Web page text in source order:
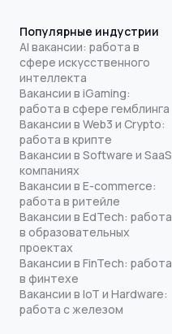
Популярные индустрии
AI вакансии: работа в
сфере искусственного
интеллекта
Вакансии в iGaming:
работа в сфере гемблинга
Вакансии в Web3 и Crypto:
работа в крипте
Вакансии в Software и SaaS
компаниях
Вакансии в E-commerce:
работа в ритейле
Вакансии в EdTech: работа
в образовательных
проектах
Вакансии в FinTech: работа
в финтехе
Вакансии в IoT и Hardware:
работа с железом